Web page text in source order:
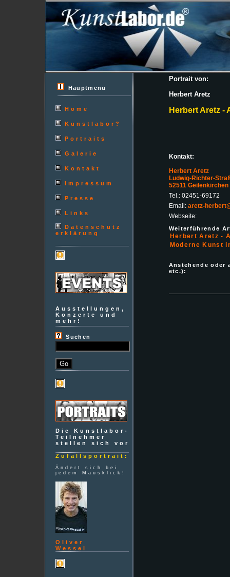
Hauptmenü
Home
Kunstlabor?
Portraits
Galerie
Kontakt
Impressum
Presse
Links
Datenschutz
erklärung
Ausstellungen,
Konzerte und
mehr!
Suchen
Die Kunstlabor-
Teilnehmer
stellen sich vor
Zufallsportrait:
Ändert sich bei
jedem Mausklick!
Oliver
Wessel
Portrait von:
Herbert Aretz
Herbert Aretz -
Kontakt:
Herbert Aretz
Ludwig-Richter-
52511 Geilenkirchen
Tel.: 02451-69172
Email: aretz-
Webseite:
Weiterführende
Herbert Aretz -
Moderne Kunst
Anstehende
etc.):